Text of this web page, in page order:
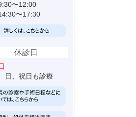
〜12:00
〜17:30
休診日
日、祝日も診療